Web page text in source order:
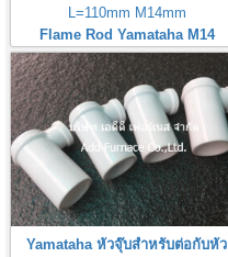
L=110mm M14mm
Flame Rod Yamataha M14
L110mm
Yamataha หัวจุ๊บสำหรับต่อกับหัว